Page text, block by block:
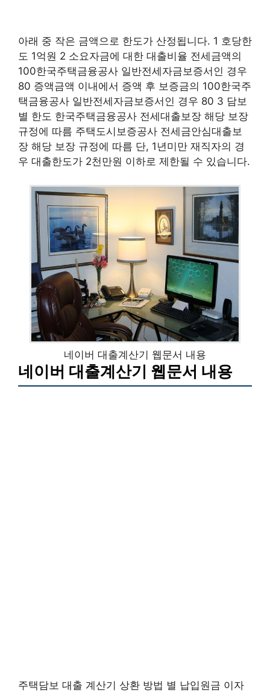
아래 중 작은 금액으로 한도가 산정됩니다. 1 호당한
도 1억원 2 소요자금에 대한 대출비율 전세금액의
100한국주택금융공사 일반전세자금보증서인 경우
80 증액금액 이내에서 증액 후 보증금의 100한국주
택금융공사 일반전세자금보증서인 경우 80 3 담보
별 한도 한국주택금융공사 전세대출보장 해당 보장
규정에 따름 주택도시보증공사 전세금안심대출보
장 해당 보장 규정에 따름 단, 1년미만 재직자의 경
우 대출한도가 2천만원 이하로 제한될 수 있습니다.
네이버 대출계산기 웹문서 내용
네이버 대출계산기 웹문서 내용
주택담보 대출 계산기 상환 방법 별 납입원금 이자